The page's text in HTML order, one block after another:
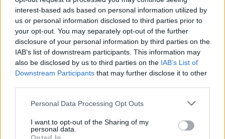
interest-based ads based on personal information utilized by
us or personal information disclosed to third parties prior to
your opt-out. You may separately opt-out of the further
disclosure of your personal information by third parties on the
IAB’s list of downstream participants. This information may
also be disclosed by us to third parties on the IAB’s List of
Downstream Participants that may further disclose it to other
Personal Data Processing Opt Outs
I want to opt-out of the Sharing of my
personal data.
Ricardo Carvalho
Related Posts